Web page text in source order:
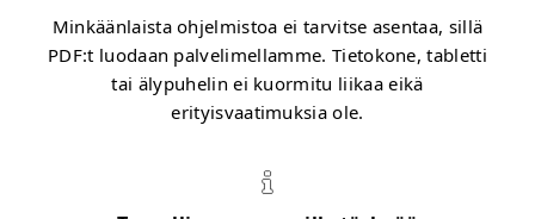
Minkäänlaista ohjelmistoa ei tarvitse asentaa, sillä
PDF:t luodaan palvelimellamme. Tietokone, tabletti
tai älypuhelin ei kuormitu liikaa eikä
erityisvaatimuksia ole.